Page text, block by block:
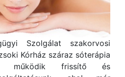
Szolgálat szakorvosi
Kórház száraz sóterápia
működik frissítő és